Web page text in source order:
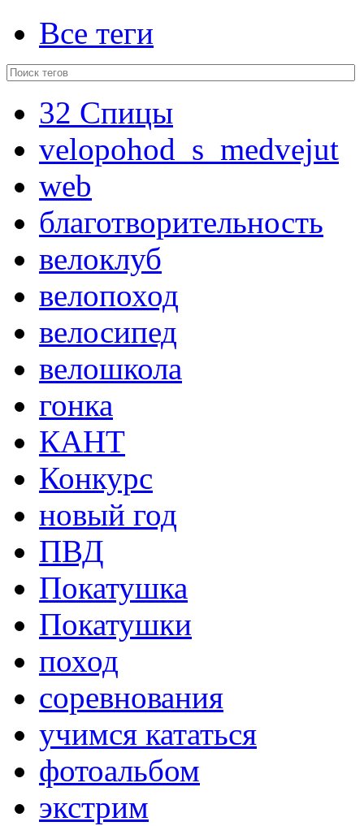
Все теги
32 Спицы
velopohod_s_medvejut
web
благотворительность
велоклуб
велопоход
велосипед
велошкола
гонка
КАНТ
Конкурс
новый год
ПВД
Покатушка
Покатушки
поход
соревнования
учимся кататься
фотоальбом
экстрим